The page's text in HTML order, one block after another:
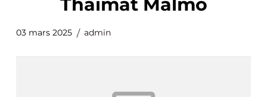
Thaimat Malmö
03 mars 2025 admin